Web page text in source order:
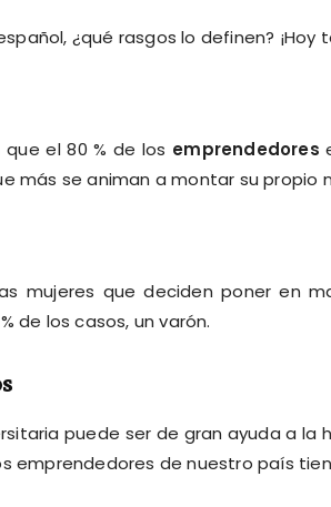
¿qué rasgos lo definen? ¡Hoy
el 80 % de los emprendedores
más se animan a montar su propio
mujeres que deciden poner en
de los casos, un varón.
puede ser de gran ayuda a la
emprendedores de nuestro país